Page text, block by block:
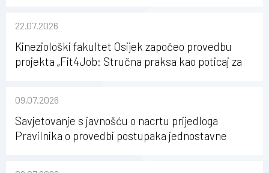
22.07.2026
Kineziološki fakultet Osijek započeo provedbu
projekta „Fit4Job: Stručna praksa kao poticaj za
09.07.2026
Savjetovanje s javnošću o nacrtu prijedloga
Pravilnika o provedbi postupaka jednostavne